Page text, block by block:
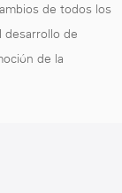
de todos los
desarrollo de
de la